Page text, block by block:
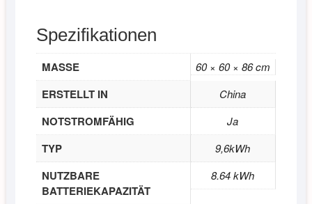
Spezifikationen
MASSE 60 × 60 × 86 cm
ERSTELLT IN China
NOTSTROMFÄHIG Ja
TYP 9,6kWh
NUTZBARE
BATTERIEKAPAZITÄT
8.64 kWh